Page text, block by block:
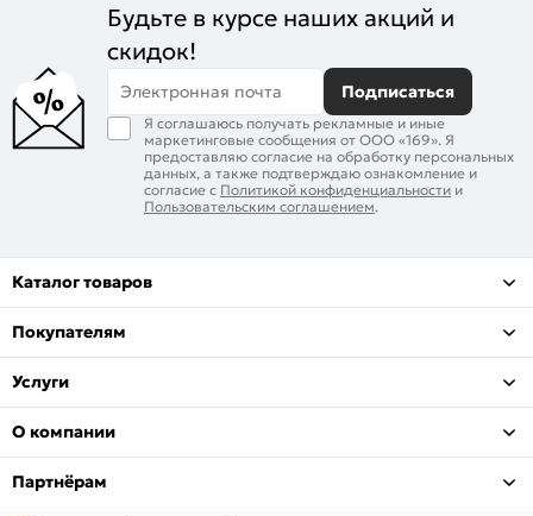
Будьте в курсе наших акций и
скидок!
Электронная почта Подписаться
Я соглашаюсь получать рекламные и иные
маркетинговые сообщения от ООО «169». Я
предоставляю согласие на обработку персональных
данных, а также подтверждаю ознакомление и
согласие с Политикой конфиденциальности и
Пользовательским соглашением.
Каталог товаров
Покупателям
Услуги
О компании
Партнёрам